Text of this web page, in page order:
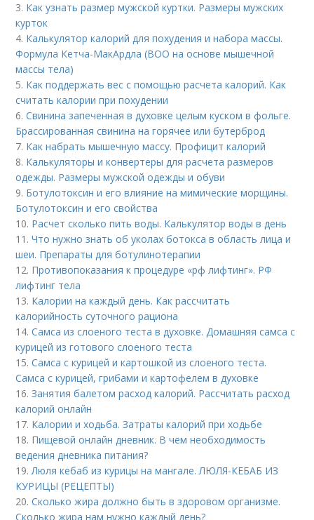
3. Как узнать размер мужской куртки. Размеры мужских
курток
4. Калькулятор калорий для похудения и набора массы.
Формула Кетча-МакАрдла (ВОО на основе мышечной
массы тела)
5. Как поддержать вес с помощью расчета калорий. Как
считать калории при похудении
6.Свинина запеченная в духовке целым куском в фольге.
Брассированная свинина на горячее или бутерброд
7. Как набрать мышечную массу. Профицит калорий
8. Калькуляторы и конвертеры для расчета размеров
одежды. Размеры мужской одежды и обуви
9. Ботулотоксин и его влияние на мимические морщины.
Ботулотоксин и его свойства
10. Расчет сколько пить воды. Калькулятор воды в день
11.Что нужно знать об уколах ботокса в область лица и
шеи. Препараты для ботулинотерапии
12. Противопоказания к процедуре «рф лифтинг». РФ
лифтинг тела
13. Калории на каждый день. Как рассчитать
калорийность суточного рациона
14.Самса из слоеного теста в духовке. Домашняя самса с
курицей из готового слоеного теста
15.Самса с курицей и картошкой из слоеного теста.
Самса с курицей, грибами и картофелем в духовке
16.Занятия балетом расход калорий. Рассчитать расход
калорий онлайн
17. Калории и ходьба. Затраты калорий при ходьбе
18. Пищевой онлайн дневник. В чем необходимость
ведения дневника питания?
19.Люля кебаб из курицы на мангале. ЛЮЛЯ-КЕБАБ ИЗ
КУРИЦЫ (РЕЦЕПТЫ)
20.Сколько жира должно быть в здоровом организме.
Сколько жира нам нужно каждый день?